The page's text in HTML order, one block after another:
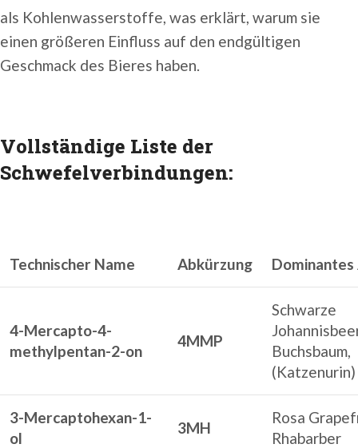
als Kohlenwasserstoffe, was erklärt, warum sie
einen größeren Einfluss auf den endgültigen
Geschmack des Bieres haben.
Vollständige Liste der
Schwefelverbindungen:
Technischer Name Abkürzung
4-Mercapto-4-
methylpentan-2-on
4MMP
Schwarze
Buchsbaum,
(Katzenurin)
3-Mercaptohexan-1-
ol
3MH
Rosa
Rhabarber